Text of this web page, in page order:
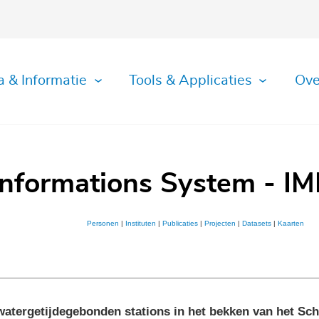
& Informatie Tools & Applicaties
System -
Personen Instituten Publicaties| Projecten Datasets| Kaarten
stations in het bekken van het